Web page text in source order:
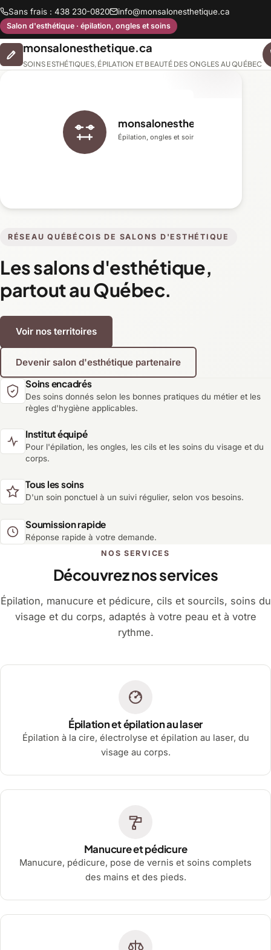
Sans frais : 438 230-0820 info@monsalonesthetique.ca
Salon d'esthétique · épilation, ongles et soins
monsalonesthetique.ca
SOINS ESTHÉTIQUES, ÉPILATION ET BEAUTÉ DES ONGLES AU QUÉBEC
RÉSEAU QUÉBÉCOIS DE SALONS D'ESTHÉTIQUE
Les salons d'esthétique,
partout au Québec.
Voir nos territoires
Devenir salon d'esthétique partenaire
monsalonesthetique.ca
Épilation, ongles et soins du visage
Soins encadrés
Des soins donnés selon les bonnes pratiques du métier et les
règles d'hygiène applicables.
Institut équipé
Pour l'épilation, les ongles, les cils et les soins du visage et du
corps.
Tous les soins
D'un soin ponctuel à un suivi régulier, selon vos besoins.
Soumission rapide
Réponse rapide à votre demande.
NOS SERVICES
Découvrez nos services
Épilation, manucure et pédicure, cils et sourcils, soins du
visage et du corps, adaptés à votre peau et à votre
rythme.
Épilation et épilation au laser
Épilation à la cire, électrolyse et épilation au laser, du
visage au corps.
Manucure et pédicure
Manucure, pédicure, pose de vernis et soins complets
des mains et des pieds.